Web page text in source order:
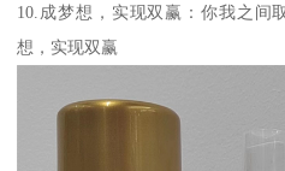
10.成梦想，实现双赢：你我之间
想，实现双赢